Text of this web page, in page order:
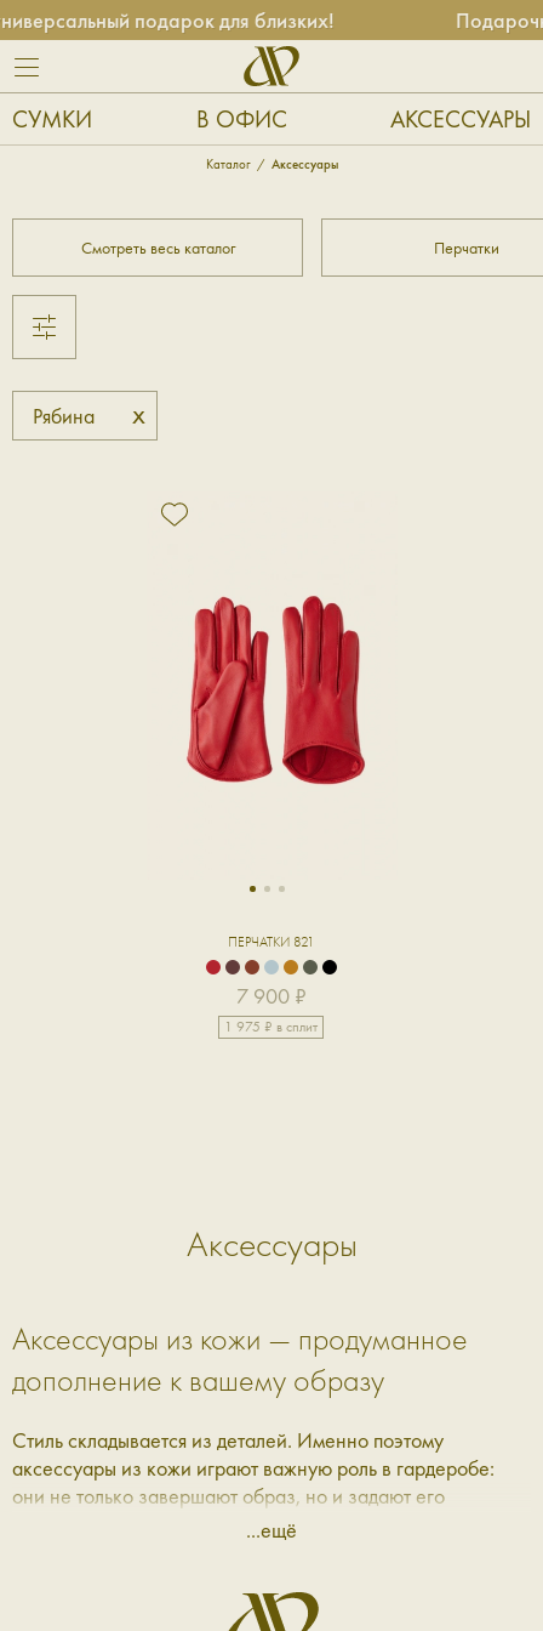
подарок для близких!
СУМКИ В ОФИС АКСЕССУАРЫ
Каталог Аксессуары
Смотреть весь каталог Перчатки
Рябина x
1 2 3
ПЕРЧАТКИ 821
7 900 ₽
1 975 ₽ в сплит
Аксессуары
Аксессуары из кожи — продуманное
дополнение к вашему образу
Стиль складывается из деталей. Именно поэтому
аксессуары из кожи играют важную роль в гардеробе:
они не только завершают образ, но и задают его
настроение. В Aprell мы собрали коллекцию, где каждая
...ещё